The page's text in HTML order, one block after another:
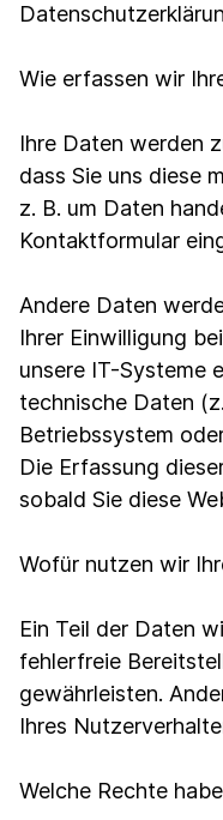
Wie erfassen wir
Ihre Daten werden
dass Sie uns diese
z. B. um Daten
Kontaktformular
Andere Daten
Ihrer Einwilligung
unsere IT-Systeme
technische Daten
Betriebssystem
Die Erfassung
sobald Sie diese
Wofür nutzen wir
Ein Teil der Daten
fehlerfreie
gewährleisten.
Ihres
Welche Rechte